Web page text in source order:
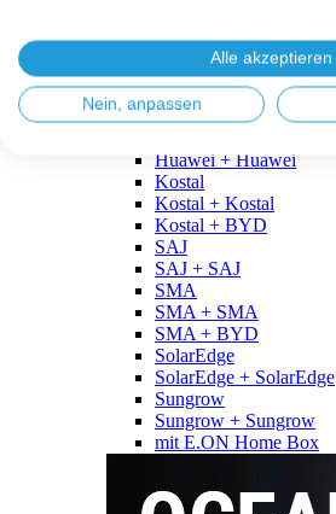
Fronius + BYD
GoodWe
GoodWe + GoodWe
GoodWe + BYD
Huawei + Huawei
Kostal
Kostal + Kostal
Kostal + BYD
SAJ
SAJ + SAJ
SMA
SMA + SMA
SMA + BYD
SolarEdge
SolarEdge + SolarEdge
Sungrow
Sungrow + Sungrow
mit E.ON Home Box
Alle akzeptieren
Nein, anpassen